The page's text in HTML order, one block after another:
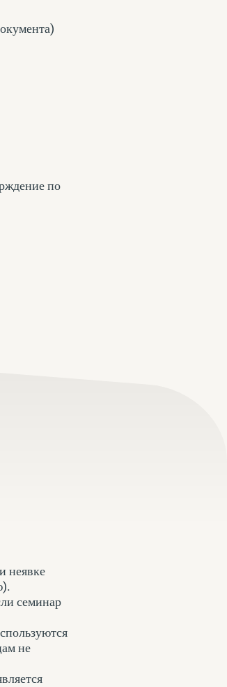
)
по
неявке
семинар
не